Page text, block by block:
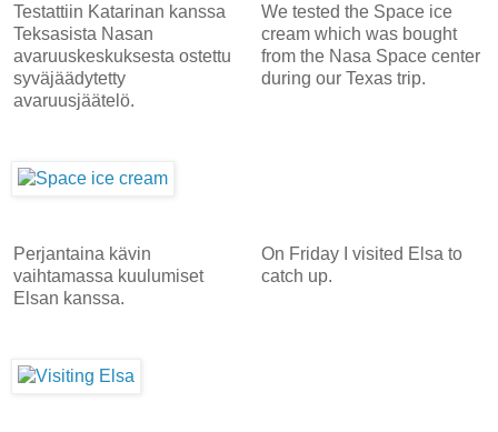
Testattiin Katarinan kanssa
Teksasista Nasan
avaruuskeskuksesta ostettu
syväjäädytetty
avaruusjäätelö.
We tested the Space ice
cream which was bought
from the Nasa Space center
during our Texas trip.
Perjantaina kävin
vaihtamassa kuulumiset
Elsan kanssa.
On Friday I visited Elsa to
catch up.